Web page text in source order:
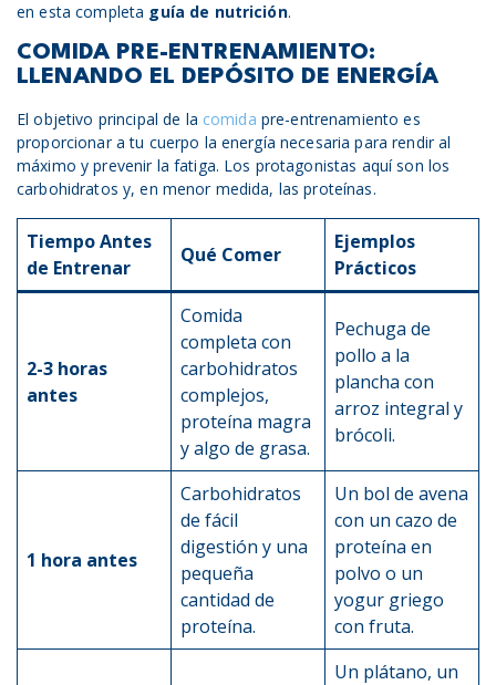
en esta completa guía de nutrición.
COMIDA PRE-ENTRENAMIENTO:
LLENANDO EL DEPÓSITO DE ENERGÍA
El objetivo principal de la comida pre-entrenamiento es
proporcionar a tu cuerpo la energía necesaria para rendir al
máximo y prevenir la fatiga. Los protagonistas aquí son los
carbohidratos y, en menor medida, las proteínas.
Tiempo Antes
de Entrenar
Qué Comer
Ejemplos
Prácticos
2-3 horas
antes
Comida
completa con
carbohidratos
complejos,
proteína magra
y algo de grasa.
Pechuga de
pollo a la
plancha con
arroz integral y
brócoli.
1 hora antes
Carbohidratos
de fácil
digestión y una
pequeña
cantidad de
proteína.
Un bol de avena
con un cazo de
proteína en
polvo o un
yogur griego
con fruta.
Un plátano, un